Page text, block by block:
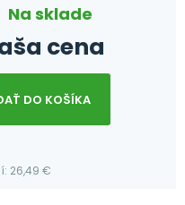
Na sklade
cena
DO KOŠÍKA
26,49 €